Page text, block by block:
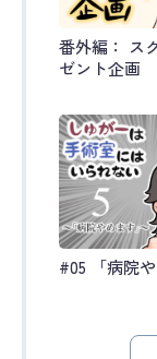
番外編： ス
ゼント企画
#05 「病院や